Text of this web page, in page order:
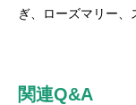
ぎ、ローズマリー、
関連Q&A